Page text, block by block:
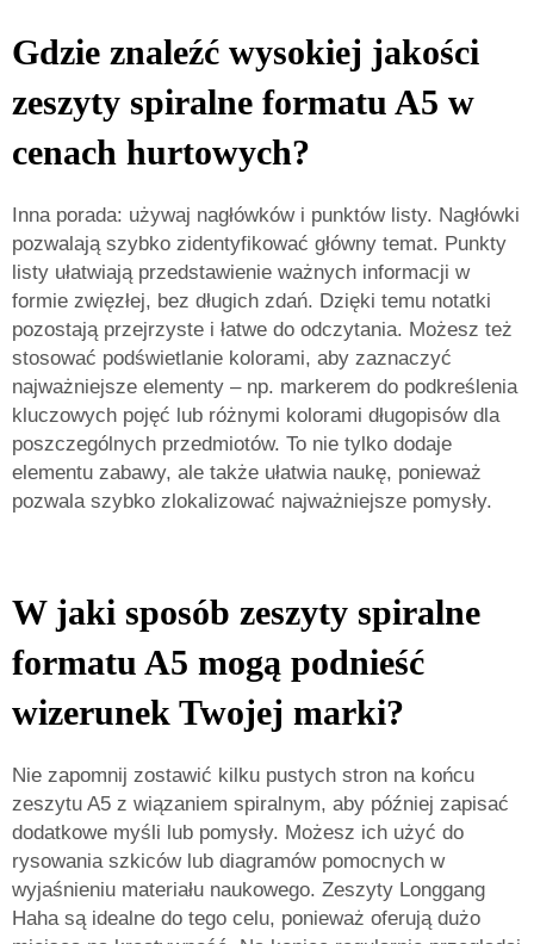
Gdzie znaleźć wysokiej jakości
zeszyty spiralne formatu A5 w
cenach hurtowych?
Inna porada: używaj nagłówków i punktów listy. Nagłówki
pozwalają szybko zidentyfikować główny temat. Punkty
listy ułatwiają przedstawienie ważnych informacji w
formie zwięzłej, bez długich zdań. Dzięki temu notatki
pozostają przejrzyste i łatwe do odczytania. Możesz też
stosować podświetlanie kolorami, aby zaznaczyć
najważniejsze elementy – np. markerem do podkreślenia
kluczowych pojęć lub różnymi kolorami długopisów dla
poszczególnych przedmiotów. To nie tylko dodaje
elementu zabawy, ale także ułatwia naukę, ponieważ
pozwala szybko zlokalizować najważniejsze pomysły.
W jaki sposób zeszyty spiralne
formatu A5 mogą podnieść
wizerunek Twojej marki?
Nie zapomnij zostawić kilku pustych stron na końcu
zeszytu A5 z wiązaniem spiralnym, aby później zapisać
dodatkowe myśli lub pomysły. Możesz ich użyć do
rysowania szkiców lub diagramów pomocnych w
wyjaśnieniu materiału naukowego. Zeszyty Longgang
Haha są idealne do tego celu, ponieważ oferują dużo